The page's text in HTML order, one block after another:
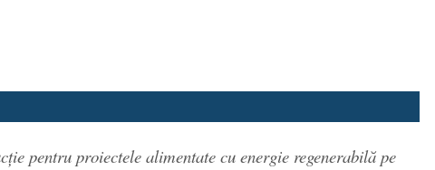
pentru proiectele alimentate cu energie regenerabilă pe